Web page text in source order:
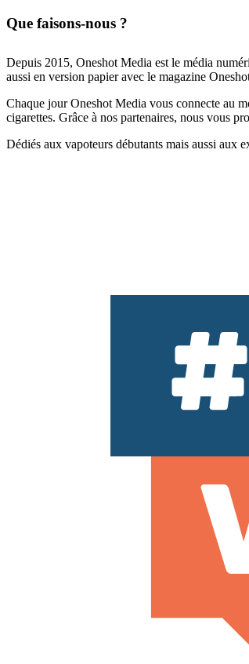
Que faisons-nous ?
Depuis 2015, Oneshot Media est le média
aussi en version papier avec le magazine
Chaque jour Oneshot Media vous connecte au
cigarettes. Grâce à nos partenaires, nous vous
Dédiés aux vapoteurs débutants mais aussi aux